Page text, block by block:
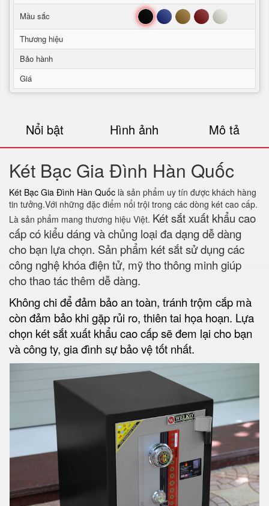
Mầu sắc
Đen Xanh Nâu Đỏ Trắng
Thương hiệu
Bảo hành
Giá
Nổi bật Hình ảnh Mô tả
Két Bạc Gia Đình Hàn Quốc
Két Bạc Gia Đình Hàn Quốc là sản phẩm uy tín được khách hàng
tin tưởng.Với những đặc điểm nổi trội trong các dòng két cao cấp.
Là sản phẩm mang thương hiệu Việt. Két sắt xuất khẩu cao
cấp có kiểu dáng và chủng loại đa dạng dễ dàng
cho bạn lựa chọn. Sản phẩm két sắt sử dụng các
công nghệ khóa điện tử, mỹ tho thông minh giúp
cho thao tác thêm dễ dàng.
Không chi để đảm bảo an toàn, tránh trộm cắp mà
còn đảm bảo khi gặp rủi ro, thiên tai họa hoạn. Lựa
chọn két sắt xuất khẩu cao cấp sẽ đem lại cho bạn
và công ty, gia đình sự bảo vệ tốt nhất.